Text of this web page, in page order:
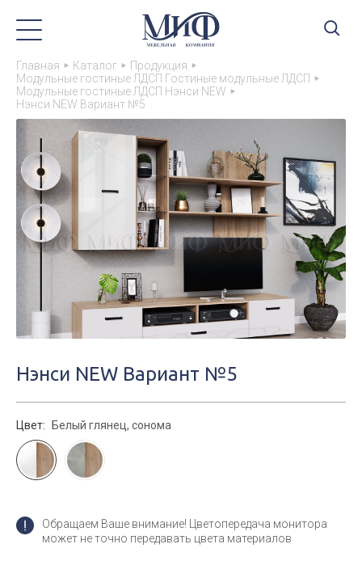
Главная Каталог
Продукция
Модульные гостиные ЛДСП Гостиные модульные ЛДСП
Модульные гостиные ЛДСП Нэнси NEW
Нэнси NEW Вариант №5
Нэнси NEW Вариант №5
Цвет: Белый глянец, сонома
Обращаем Ваше внимание! Цветопередача монитора
может не точно передавать цвета материалов